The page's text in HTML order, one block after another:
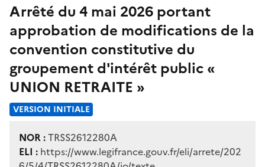
Arrêté du 4 mai 2026 portant
approbation de modifications de la
convention constitutive du
groupement d'intérêt public «
UNION RETRAITE »
VERSION INITIALE
NOR :TRSS2612280A
ELI : https://www.legifrance.gouv.fr/eli/arrete/202